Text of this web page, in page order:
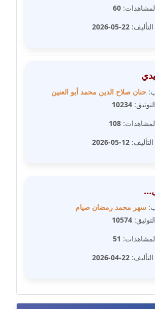
عمرو عاطف
غادة سيد
غازي جابر
فاطمة الزهراء بناني
فاطمة حجازي
60
22-05-2026
حنان صلاح الدين محمد أبو العنين
10234
108
12-05-2026
سهر محمد رمضان صيام
10574
51
22-04-2026